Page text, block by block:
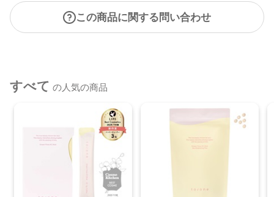
この商品に関する問い合わせ
すべて の人気の商品